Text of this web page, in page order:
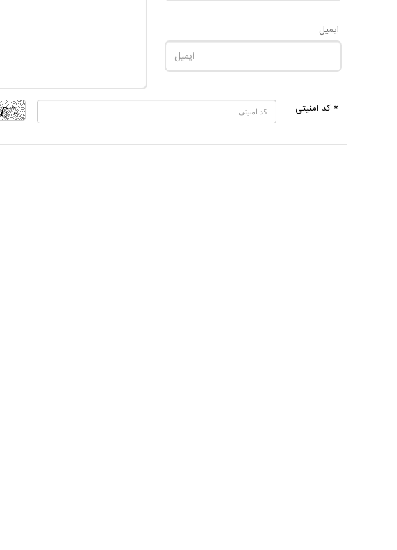
ایمیل
* کد امنیتی